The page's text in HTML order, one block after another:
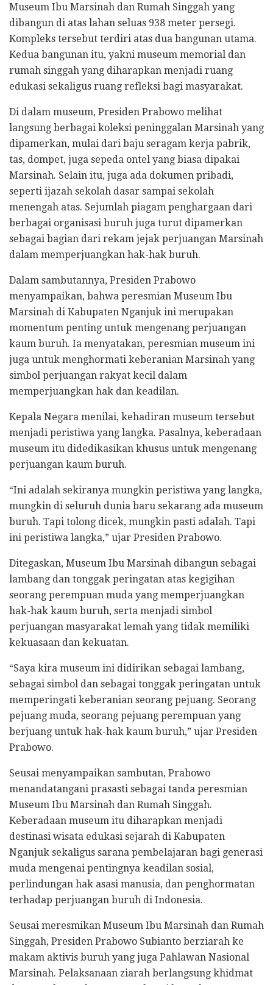
Museum Ibu Marsinah dan Rumah Singgah yang
dibangun di atas lahan seluas 938 meter persegi.
Kompleks tersebut terdiri atas dua bangunan utama.
Kedua bangunan itu, yakni museum memorial dan
rumah singgah yang diharapkan menjadi ruang
edukasi sekaligus ruang refleksi bagi masyarakat.
Di dalam museum, Presiden Prabowo melihat
langsung berbagai koleksi peninggalan Marsinah yang
dipamerkan, mulai dari baju seragam kerja pabrik,
tas, dompet, juga sepeda ontel yang biasa dipakai
Marsinah. Selain itu, juga ada dokumen pribadi,
seperti ijazah sekolah dasar sampai sekolah
menengah atas. Sejumlah piagam penghargaan dari
berbagai organisasi buruh juga turut dipamerkan
sebagai bagian dari rekam jejak perjuangan Marsinah
dalam memperjuangkan hak-hak buruh.
Dalam sambutannya, Presiden Prabowo
menyampaikan, bahwa peresmian Museum Ibu
Marsinah di Kabupaten Nganjuk ini merupakan
momentum penting untuk mengenang perjuangan
kaum buruh. Ia menyatakan, peresmian museum ini
juga untuk menghormati keberanian Marsinah yang
simbol perjuangan rakyat kecil dalam
memperjuangkan hak dan keadilan.
Kepala Negara menilai, kehadiran museum tersebut
menjadi peristiwa yang langka. Pasalnya, keberadaan
museum itu didedikasikan khusus untuk mengenang
perjuangan kaum buruh.
“Ini adalah sekiranya mungkin peristiwa yang langka,
mungkin di seluruh dunia baru sekarang ada museum
buruh. Tapi tolong dicek, mungkin pasti adalah. Tapi
ini peristiwa langka,” ujar Presiden Prabowo.
Ditegaskan, Museum Ibu Marsinah dibangun sebagai
lambang dan tonggak peringatan atas kegigihan
seorang perempuan muda yang memperjuangkan
hak-hak kaum buruh, serta menjadi simbol
perjuangan masyarakat lemah yang tidak memiliki
kekuasaan dan kekuatan.
“Saya kira museum ini didirikan sebagai lambang,
sebagai simbol dan sebagai tonggak peringatan untuk
memperingati keberanian seorang pejuang. Seorang
pejuang muda, seorang pejuang perempuan yang
berjuang untuk hak-hak kaum buruh,” ujar Presiden
Prabowo.
Seusai menyampaikan sambutan, Prabowo
menandatangani prasasti sebagai tanda peresmian
Museum Ibu Marsinah dan Rumah Singgah.
Keberadaan museum itu diharapkan menjadi
destinasi wisata edukasi sejarah di Kabupaten
Nganjuk sekaligus sarana pembelajaran bagi generasi
muda mengenai pentingnya keadilan sosial,
perlindungan hak asasi manusia, dan penghormatan
terhadap perjuangan buruh di Indonesia.
Seusai meresmikan Museum Ibu Marsinah dan Rumah
Singgah, Presiden Prabowo Subianto berziarah ke
makam aktivis buruh yang juga Pahlawan Nasional
Marsinah. Pelaksanaan ziarah berlangsung khidmat